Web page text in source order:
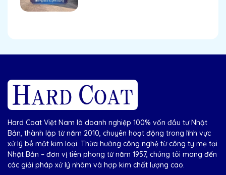
Hard Coat Việt Nam là doanh nghiệp 100% vốn đầu tư Nhật
Bản, thành lập từ năm 2010, chuyên hoạt động trong lĩnh vực
xử lý bề mặt kim loại. Thừa hưởng công nghệ từ công ty mẹ tại
Nhật Bản – đơn vị tiên phong từ năm 1957, chúng tôi mang đến
các giải pháp xử lý nhôm và hợp kim chất lượng cao.